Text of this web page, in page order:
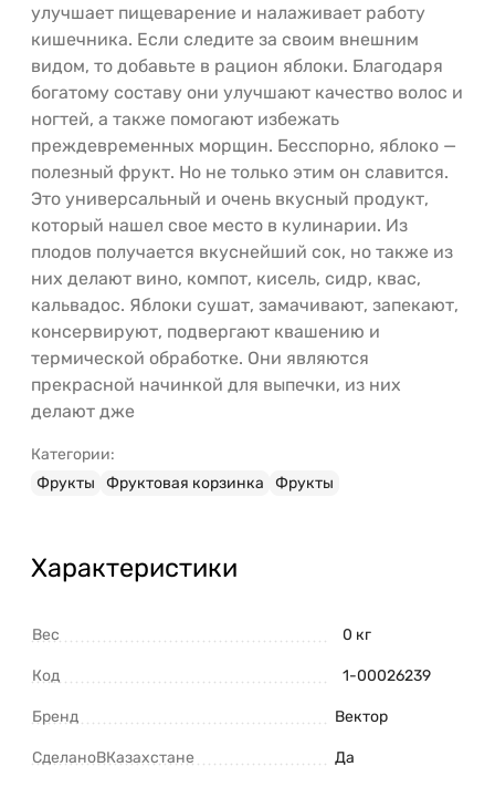
улучшает пищеварение и налаживает работу
кишечника. Если следите за своим внешним
видом, то добавьте в рацион яблоки. Благодаря
богатому составу они улучшают качество волос и
ногтей, а также помогают избежать
преждевременных морщин. Бесспорно, яблоко —
полезный фрукт. Но не только этим он славится.
Это универсальный и очень вкусный продукт,
который нашел свое место в кулинарии. Из
плодов получается вкуснейший сок, но также из
них делают вино, компот, кисель, сидр, квас,
кальвадос. Яблоки сушат, замачивают, запекают,
консервируют, подвергают квашению и
термической обработке. Они являются
прекрасной начинкой для выпечки, из них
делают дже
Категории:
Фрукты
Фруктовая корзинка Фрукты
Характеристики
Вес 0 кг
Код 1-00026239
Бренд Вектор
СделаноВКазахстане Да